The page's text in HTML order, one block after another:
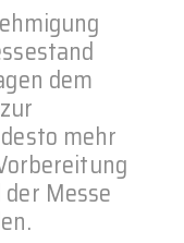
dem
mehr
Messe